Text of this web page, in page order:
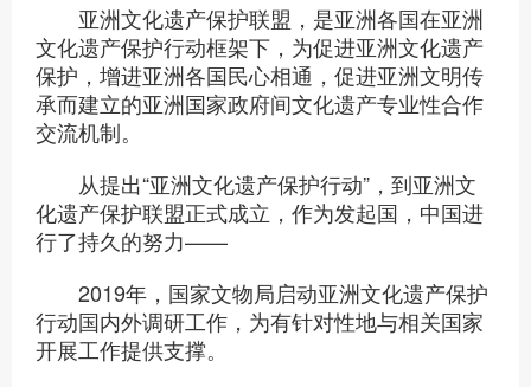
亚洲文化遗产保护联盟，是亚洲各国在亚洲
文化遗产保护行动框架下，为促进亚洲文化遗产
保护，增进亚洲各国民心相通，促进亚洲文明传
承而建立的亚洲国家政府间文化遗产专业性合作
交流机制。
从提出“亚洲文化遗产保护行动”，到亚洲文
化遗产保护联盟正式成立，作为发起国，中国进
行了持久的努力——
2019年，国家文物局启动亚洲文化遗产保护
行动国内外调研工作，为有针对性地与相关国家
开展工作提供支撑。